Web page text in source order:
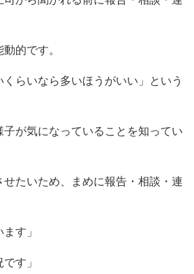
的です。
くらいなら多いほうがいい」という
子が気になっていることを知ってい
せたいため、まめに報告・相談・連
す」
す」